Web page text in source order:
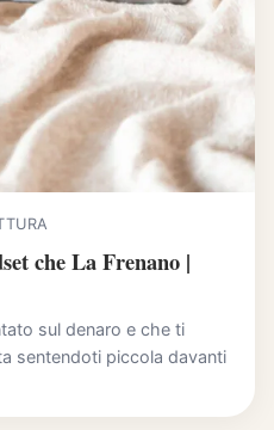
che La Frenano |
sul denaro e che ti
sentendoti piccola davanti